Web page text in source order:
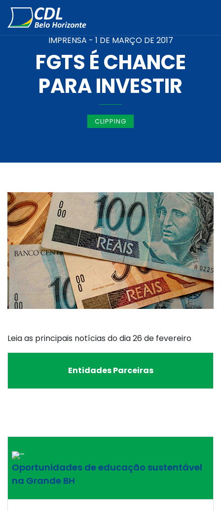
IMPRENSA - 1 DE MARÇO DE 2017
FGTS É CHANCE
PARA INVESTIR
CLIPPING
Leia as principais notícias do dia 26 de fevereiro
Entidades Parceiras
–
Oportunidades de educação sustentável
na Grande BH